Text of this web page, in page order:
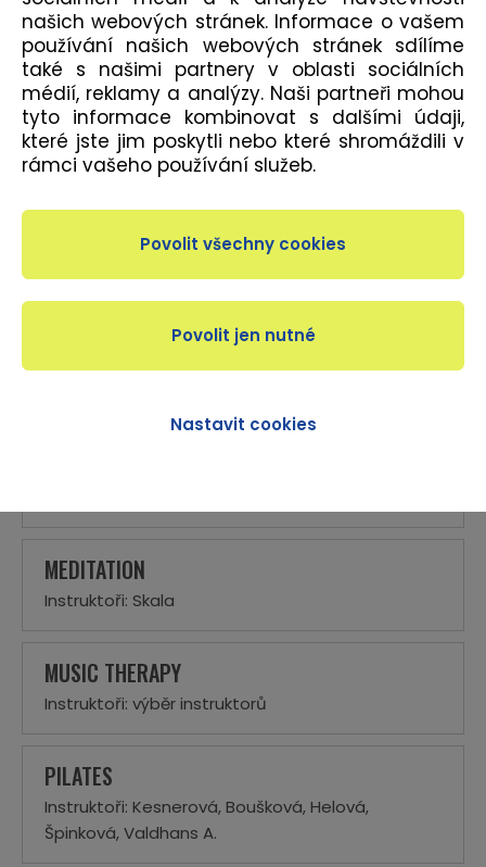
CHILDREN´S CEREMONY
Instruktoři: výběr instruktorů
INTERVAL TRAINING
KETTLEBELLS
KICKBOX
MEDITATION
Instruktoři: Skala
MUSIC THERAPY
Instruktoři: výběr instruktorů
PILATES
Instruktoři: Kesnerová, Boušková, Helová,
Špinková, Valdhans A.
našich webových stránek. Informace o vašem
používání našich webových stránek sdílíme
také s našimi partnery v oblasti sociálních
médií, reklamy a analýzy. Naši partneři mohou
tyto informace kombinovat s dalšími údaji,
které jste jim poskytli nebo které shromáždili v
rámci vašeho používání služeb.
Nastavit cookies